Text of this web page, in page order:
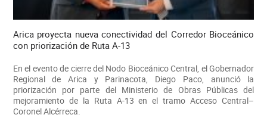
Arica proyecta nueva conectividad del Corredor Bioceánico
con priorización de Ruta A-13
En el evento de cierre del Nodo Bioceánico Central, el Gobernador
Regional de Arica y Parinacota, Diego Paco, anunció la
priorización por parte del Ministerio de Obras Públicas del
mejoramiento de la Ruta A-13 en el tramo Acceso Central–
Coronel Alcérreca.